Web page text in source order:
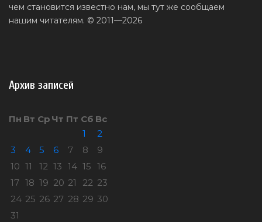
чем становится известно нам, мы тут же сообщаем
нашим читателям. © 2011—2026
Архив записей
Пн Вт Ср Чт Пт Сб Вс
1
2
3
4 5 6 7 8
9
10 11 12 13 14 15 16
17 18 19 20 21 22 23
24 25 26 27 28 29 30
31